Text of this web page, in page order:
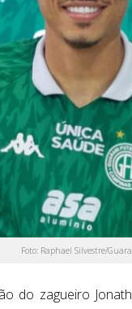
Foto: Raphael Silvestre/
do zagueiro